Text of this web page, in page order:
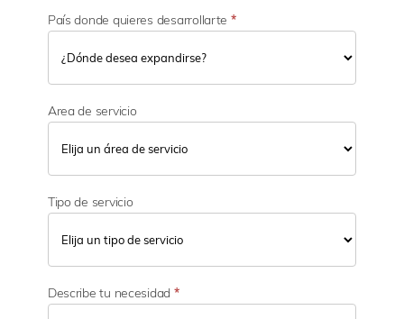
País donde quieres desarrollarte *
Area de servicio
Tipo de servicio
Describe tu necesidad *